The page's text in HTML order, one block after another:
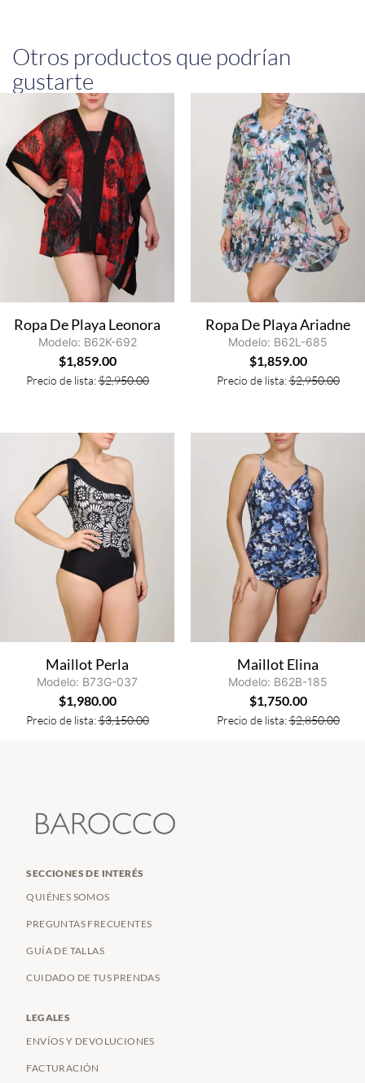
Otros productos que podrían
gustarte
Ropa De Playa Leonora
Modelo: B62K-692
$1,859.00
Precio de lista:$2,950.00
Ropa De Playa Ariadne
Modelo: B62L-685
$1,859.00
Precio de lista:$2,950.00
Maillot Perla
Modelo: B73G-037
$1,980.00
Precio de lista:$3,150.00
Maillot Elina
Modelo: B62B-185
$1,750.00
Precio de lista:$2,850.00
SECCIONES DE INTERÉS
QUIÉNES SOMOS
PREGUNTAS FRECUENTES
GUÍA DE TALLAS
CUIDADO DE TUS PRENDAS
LEGALES
ENVÍOS Y DEVOLUCIONES
FACTURACIÓN